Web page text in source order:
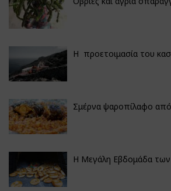
Η προετοιμασία του
Σμέρνα ψαροπίλαφο
Η Μεγάλη Εβδομάδα